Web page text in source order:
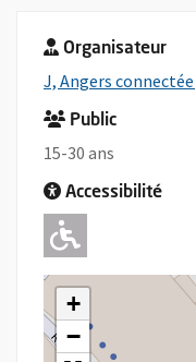
Organisateur
J, Angers
Public
15-30 ans
Accessibilité
Adapté
+
−